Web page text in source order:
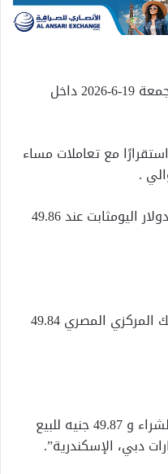
استقر سعر الدولار مساء اليوم الجمعة 19-6-2026 داخل
مع تعاملات مساء
.
ثابت عند 49.86 جنيها.. آخر سعر للدولار اليومثابت عند 49.86
وبلغ متوسط سعر الدولار في البنك المركزي المصري 49.84
سجل أقل سعر دولار 49.77 جنيه للشراء و 49.87 جنيه للبيع
دبي، الإسكندرية”.